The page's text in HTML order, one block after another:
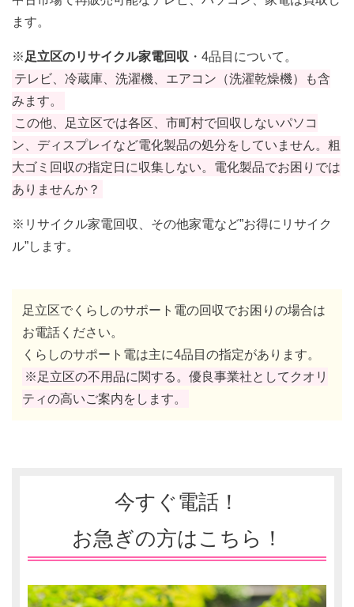
ます。
※ 足立区のリサイクル家電回収 ・4品目について。
テレビ、冷蔵庫、洗濯機、エアコン（洗濯乾燥機）も含
みます。
この他、足立区では各区、市町村で回収しないパソコ
ン、ディスプレイなど電化製品の処分をしていません。粗
大ゴミ回収の指定日に収集しない。電化製品でお困りでは
ありませんか？
※リサイクル家電回収、その他家電など”お得にリサイク
ル”します。
足立区でくらしのサポート電の回収でお困りの場合は
お電話ください。
くらしのサポート電は主に4品目の指定があります。
※足立区の不用品に関する。優良事業社としてクオリ
ティの高いご案内をします。
今すぐ電話！
お急ぎの方はこちら！